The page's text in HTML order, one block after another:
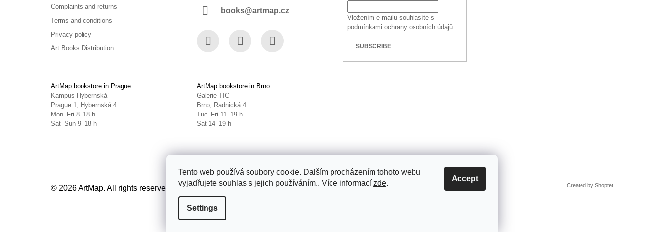
Tento web používá soubory cookie. Dalším procházením tohoto webu
vyjadřujete souhlas s jejich používáním.. Více informací zde.
Settings
Accept
Complaints and returns
Terms and conditions
Privacy policy
Art Books Distribution
books@artmap.cz
Vložením e-mailu souhlasíte s
podmínkami ochrany osobních údajů
SUBSCRIBE
ArtMap bookstore in Prague
Kampus Hybernská
Prague 1, Hybernská 4
Mon–Fri 8–18 h
Sat–Sun 9–18 h
ArtMap bookstore in Brno
Galerie TIC
Brno, Radnická 4
Tue–Fri 11–19 h
Sat 14–19 h
© 2026 ArtMap. All rights reserved. Edit cookie settings